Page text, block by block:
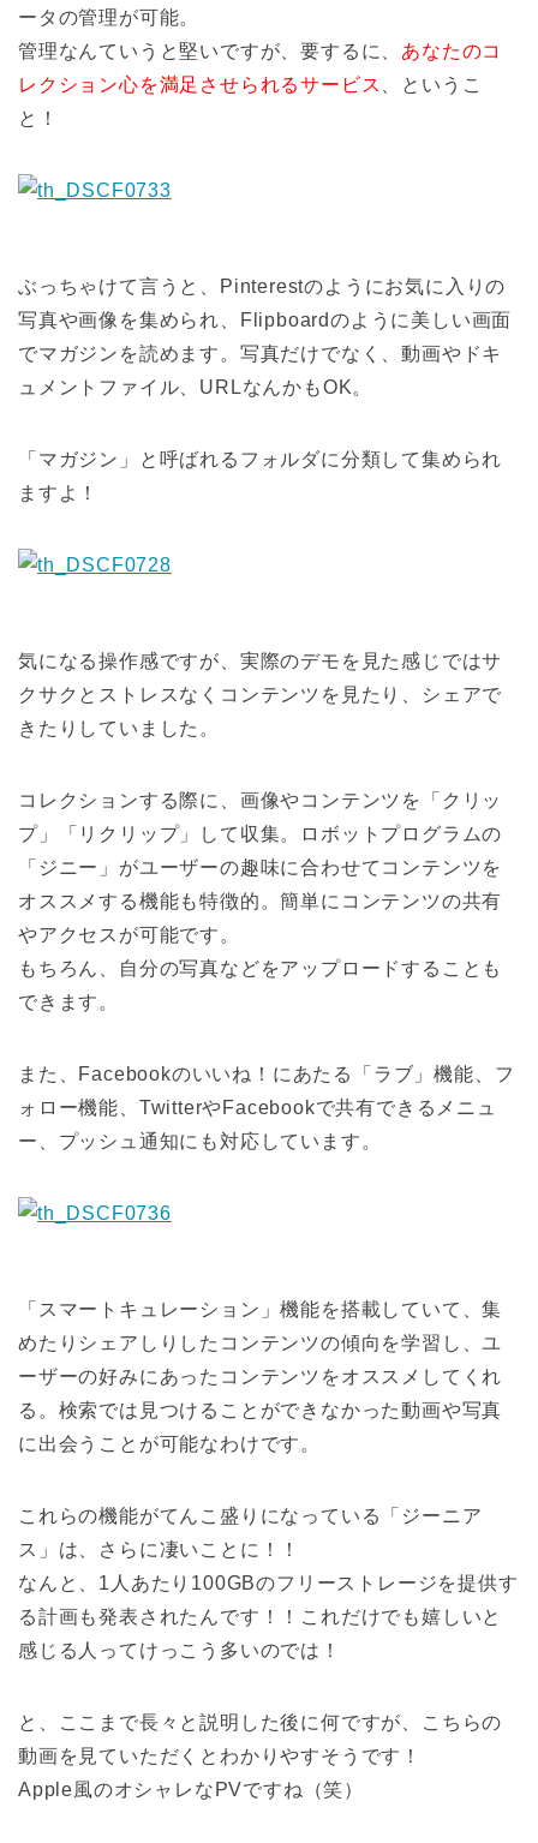
ータの管理が可能。
管理なんていうと堅いですが、要するに、 あなたのコ
レクション心を満足させられるサービス
、というこ
と！
ぶっちゃけて言うと、Pinterestのようにお気に入りの
写真や画像を集められ、Flipboardのように美しい画面
でマガジンを読めます。写真だけでなく、動画やドキ
ュメントファイル、URLなんかもOK。
「マガジン」と呼ばれるフォルダに分類して集められ
ますよ！
気になる操作感ですが、実際のデモを見た感じではサ
クサクとストレスなくコンテンツを見たり、シェアで
きたりしていました。
コレクションする際に、画像やコンテンツを「クリッ
プ」「リクリップ」して収集。ロボットプログラムの
「ジニー」がユーザーの趣味に合わせてコンテンツを
オススメする機能も特徴的。簡単にコンテンツの共有
やアクセスが可能です。
もちろん、自分の写真などをアップロードすることも
できます。
また、Facebookのいいね！にあたる「ラブ」機能、フ
ォロー機能、TwitterやFacebookで共有できるメニュ
ー、プッシュ通知にも対応しています。
「スマートキュレーション」機能を搭載していて、集
めたりシェアしりしたコンテンツの傾向を学習し、ユ
ーザーの好みにあったコンテンツをオススメしてくれ
る。検索では見つけることができなかった動画や写真
に出会うことが可能なわけです。
これらの機能がてんこ盛りになっている「ジーニア
ス」は、さらに凄いことに！！
なんと、1人あたり100GBのフリーストレージを提供す
る計画も発表されたんです！！これだけでも嬉しいと
感じる人ってけっこう多いのでは！
と、ここまで長々と説明した後に何ですが、こちらの
動画を見ていただくとわかりやすそうです！
Apple風のオシャレなPVですね（笑）